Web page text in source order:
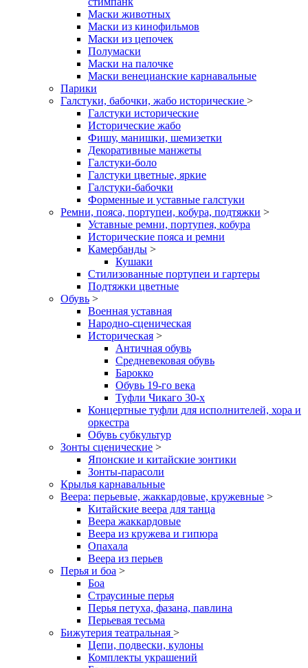
Маски животных
Маски из кинофильмов
Маски из цепочек
Полумаски
Маски на палочке
Маски венецианские карнавальные
Парики
Галстуки, бабочки, жабо исторические >
Галстуки исторические
Исторические жабо
Фишу, манишки, шемизетки
Декоративные манжеты
Галстуки-боло
Галстуки цветные, яркие
Галстуки-бабочки
Форменные и уставные галстуки
Ремни, пояса, портупеи, кобура, подтяжки >
Уставные ремни, портупея, кобура
Исторические пояса и ремни
Камербанды >
Кушаки
Стилизованные портупеи и гартеры
Подтяжки цветные
Обувь >
Военная уставная
Народно-сценическая
Историческая >
Античная обувь
Средневековая обувь
Барокко
Обувь 19-го века
Туфли Чикаго 30-х
Концертные туфли для исполнителей, хора и
оркестра
Обувь субкультур
Зонты сценические >
Японские и китайские зонтики
Зонты-парасоли
Крылья карнавальные
Веера: перьевые, жаккардовые, кружевные >
Китайские веера для танца
Веера жаккардовые
Веера из кружева и гипюра
Опахала
Веера из перьев
Перья и боа >
Боа
Страусиные перья
Перья петуха, фазана, павлина
Перьевая тесьма
Бижутерия театральная >
Цепи, подвески, кулоны
Комплекты украшений